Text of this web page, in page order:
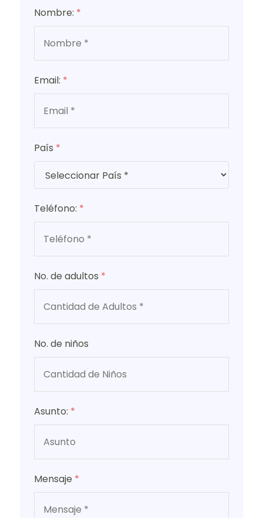
Nombre: *
Email: *
País *
Teléfono: *
No. de adultos *
No. de niños
Asunto: *
Mensaje *